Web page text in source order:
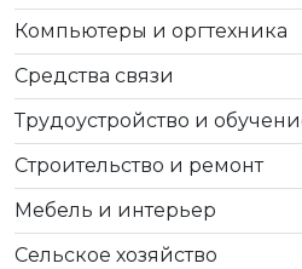
Компьютеры и оргтехника
Средства связи
Трудоустройство и
Строительство и ремонт
Мебель и интерьер
Сельское хозяйство